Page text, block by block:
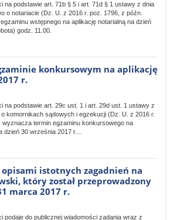
na podstawie art. 71b § 5 i art. 71d § 1 ustawy z dnia
o notariacie (Dz. U. z 2016 r. poz. 1796, z późn.
wstępnego na aplikację notarialną na dzień
godz. 11.00.
r.
na podstawie art. 29c ust. 1 i art. 29d ust. 1 ustawy z
komornikach sądowych i egzekucji (Dz. U. z 2016 r.
wyznacza termin egzaminu konkursowego na
30 września 2017 r....
który został przeprowadzony
marca 2017 r.
podaje do publicznej wiadomości zadania wraz z